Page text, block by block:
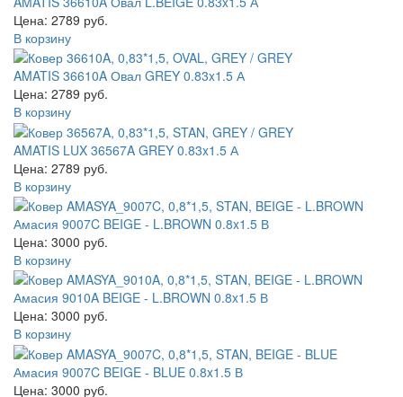
Цена: 2789 руб.
В корзину
AMATIS 36610A Овал GREY 0.83x1.5 А
Цена: 2789 руб.
В корзину
AMATIS LUX 36567A GREY 0.83x1.5 А
Цена: 2789 руб.
В корзину
Амасия 9007C BEIGE - L.BROWN 0.8x1.5 В
Цена: 3000 руб.
В корзину
Амасия 9010A BEIGE - L.BROWN 0.8x1.5 В
Цена: 3000 руб.
В корзину
Амасия 9007C BEIGE - BLUE 0.8x1.5 В
Цена: 3000 руб.